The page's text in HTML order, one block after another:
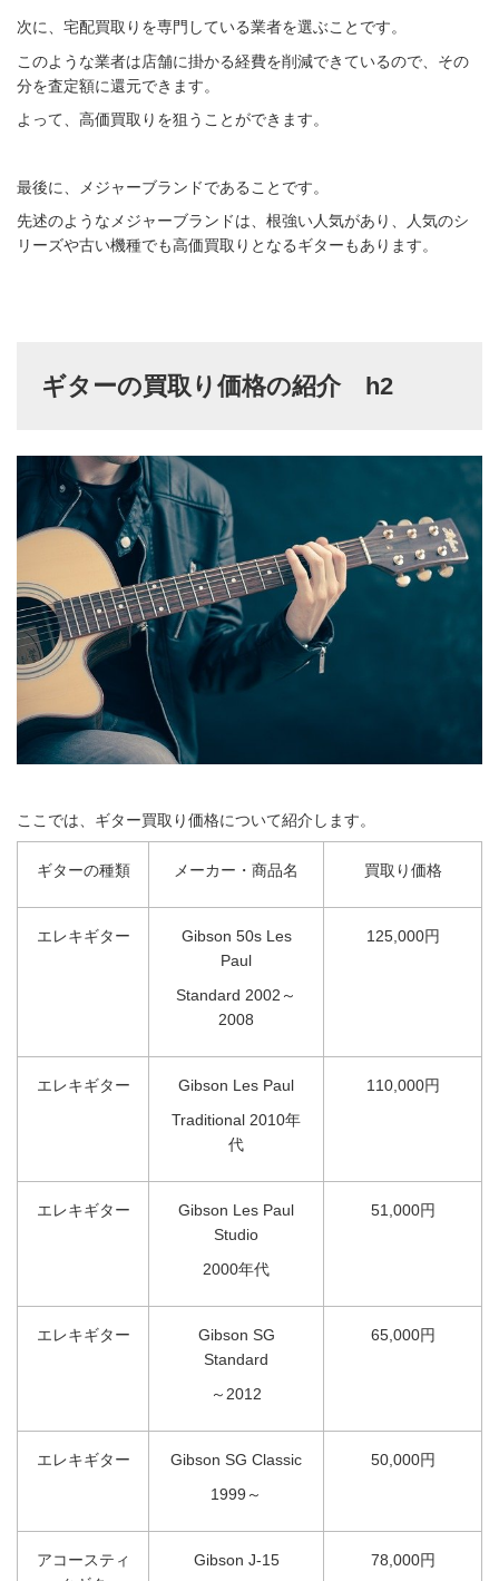
次に、宅配買取りを専門している業者を選ぶことです。
このような業者は店舗に掛かる経費を削減できているので、その
分を査定額に還元できます。
よって、高価買取りを狙うことができます。
最後に、メジャーブランドであることです。
先述のようなメジャーブランドは、根強い人気があり、人気のシ
リーズや古い機種でも高価買取りとなるギターもあります。
ギターの買取り価格の紹介 h2
ここでは、ギター買取り価格について紹介します。
ギターの種類 メーカー・商品名 買取り価格
エレキギター
Gibson 50s Les
Paul
Standard 2002～
2008
125,000円
エレキギター
Gibson Les Paul
Traditional 2010年
代
110,000円
エレキギター
Gibson Les Paul
Studio
2000年代
51,000円
エレキギター
Gibson SG
Standard
～2012
65,000円
エレキギター
Gibson SG Classic
1999～
50,000円
アコースティ
Gibson J-15 78,000円